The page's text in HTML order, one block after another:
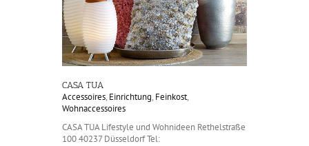
CASA TUA
Accessoires, Einrichtung, Feinkost,
Wohnaccessoires
CASA TUA Lifestyle und Wohnideen Rethelstraße
100 40237 Düsseldorf Tel: